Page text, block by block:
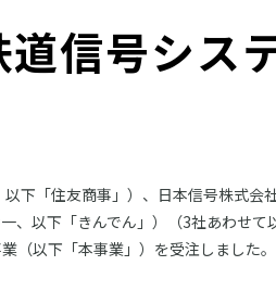
信号シス
「住友商事」）、日本信号株式会
以下「きんでん」）（3社あわせ
（以下「本事業」）を受注しました。